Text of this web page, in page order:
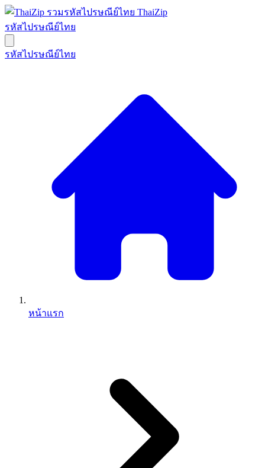
ThaiZip
รหัสไปรษณีย์ไทย
รหัสไปรษณีย์ไทย
หน้าแรก